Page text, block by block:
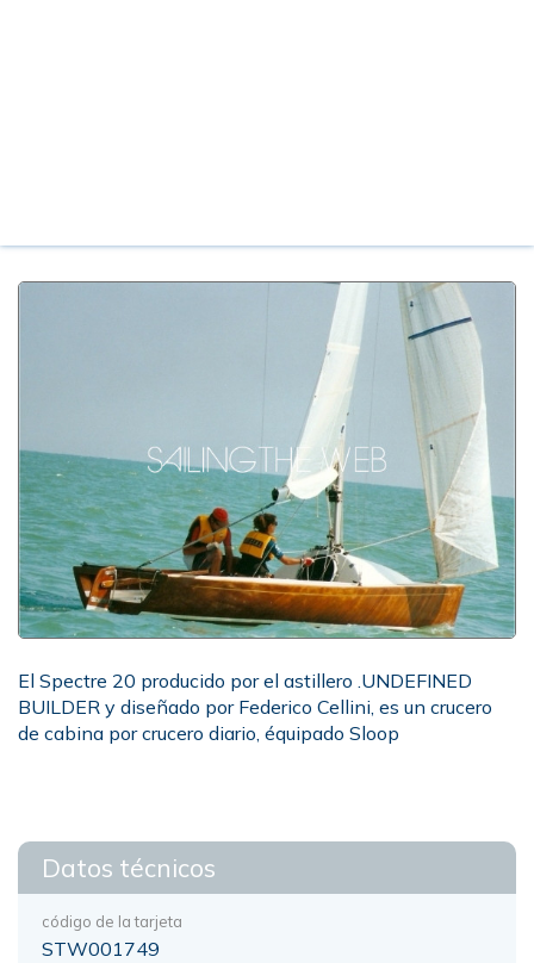
El Spectre 20 producido por el astillero .UNDEFINED
BUILDER y diseñado por Federico Cellini, es un crucero
de cabina por crucero diario, équipado Sloop
Datos técnicos
código de la tarjeta
STW001749